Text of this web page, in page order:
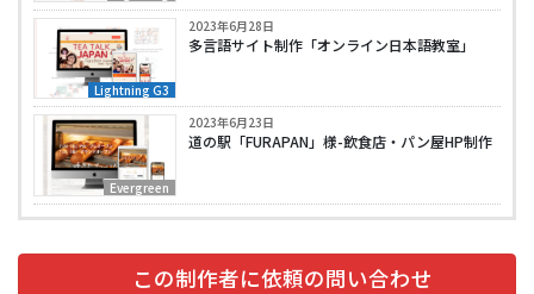
Lightning G3
2023年6月28日
多言語サイト制作「オンライン日本語教室」
Evergreen
2023年6月23日
道の駅「FURAPAN」様-飲食店・パン屋HP制作
この制作者に依頼の問い合わせ